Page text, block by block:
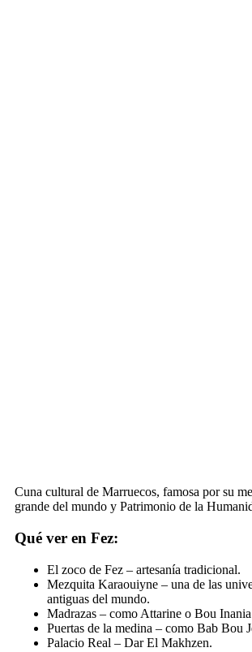
Cuna cultural de Marruecos, famosa por su
grande del mundo y Patrimonio de la
Qué ver en Fez:
El zoco de Fez – artesanía tradicional.
Mezquita Karaouiyne – una de las
antiguas del mundo.
Madrazas – como Attarine o Bou
Puertas de la medina – como Bab Bou
Palacio Real – Dar El Makhzen.